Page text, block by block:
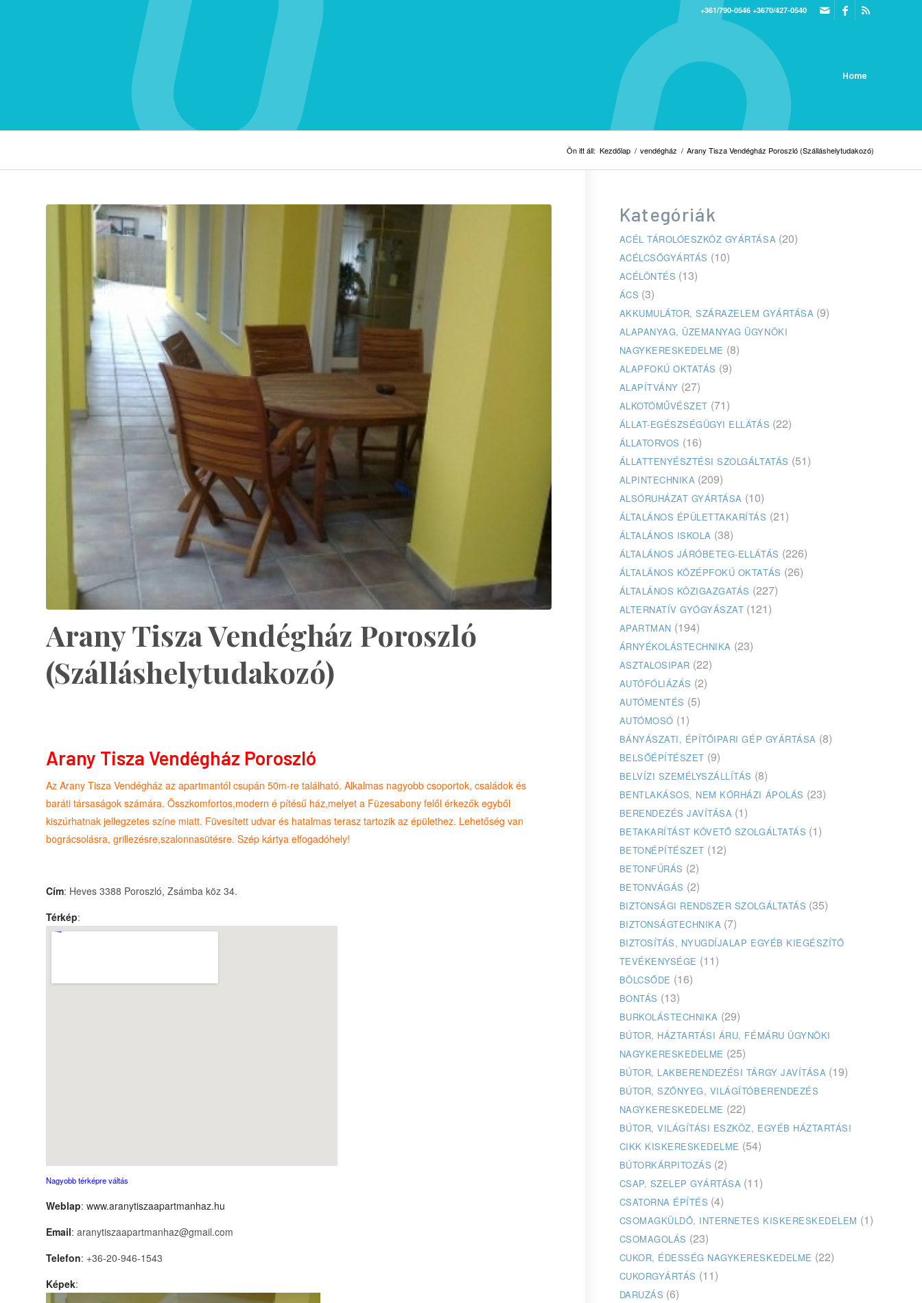
+361/790-0546 +3670/427-0540
Home
Ön itt áll: Kezdőlap / vendégház / Arany Tisza Vendégház Poroszló (Szálláshelytudakozó)
Arany Tisza Vendégház Poroszló
(Szálláshelytudakozó)
Arany Tisza Vendégház Poroszló
Az Arany Tisza Vendégház az apartmantól csupán 50m-re található. Alkalmas nagyobb csoportok, családok és
baráti társaságok számára. Összkomfortos,modern é pítésű ház,melyet a Füzesabony felől érkezők egyből
kiszúrhatnak jellegzetes színe miatt. Füvesített udvar és hatalmas terasz tartozik az épülethez. Lehetőség van
bográcsolásra, grillezésre,szalonnasütésre. Szép kártya elfogadóhely!
Cím: Heves 3388 Poroszló, Zsámba köz 34.
Térkép:
Nagyobb térképre váltás
Weblap: www.aranytiszaapartmanhaz.hu
Email: aranytiszaapartmanhaz@gmail.com
Telefon: +36-20-946-1543
Képek:
Kategóriák
ACÉL TÁROLÓESZKÖZ GYÁRTÁSA (20)
ACÉLCSŐGYÁRTÁS (10)
ACÉLÖNTÉS (13)
ÁCS (3)
AKKUMULÁTOR, SZÁRAZELEM GYÁRTÁSA (9)
ALAPANYAG, ÜZEMANYAG ÜGYNÖKI
NAGYKERESKEDELME (8)
ALAPFOKÚ OKTATÁS (9)
ALAPÍTVÁNY (27)
ALKOTÓMŰVÉSZET (71)
ÁLLAT-EGÉSZSÉGÜGYI ELLÁTÁS (22)
ÁLLATORVOS (16)
ÁLLATTENYÉSZTÉSI SZOLGÁLTATÁS (51)
ALPINTECHNIKA (209)
ALSÓRUHÁZAT GYÁRTÁSA (10)
ÁLTALÁNOS ÉPÜLETTAKARÍTÁS (21)
ÁLTALÁNOS ISKOLA (38)
ÁLTALÁNOS JÁRÓBETEG-ELLÁTÁS (226)
ÁLTALÁNOS KÖZÉPFOKÚ OKTATÁS (26)
ÁLTALÁNOS KÖZIGAZGATÁS (227)
ALTERNATÍV GYÓGYÁSZAT (121)
APARTMAN (194)
ÁRNYÉKOLÁSTECHNIKA (23)
ASZTALOSIPAR (22)
AUTÓFÓLIÁZÁS (2)
AUTÓMENTÉS (5)
AUTÓMOSÓ (1)
BÁNYÁSZATI, ÉPÍTŐIPARI GÉP GYÁRTÁSA (8)
BELSŐÉPÍTÉSZET (9)
BELVÍZI SZEMÉLYSZÁLLÍTÁS (8)
BENTLAKÁSOS, NEM KÓRHÁZI ÁPOLÁS (23)
BERENDEZÉS JAVÍTÁSA (1)
BETAKARÍTÁST KÖVETŐ SZOLGÁLTATÁS (1)
BETONÉPÍTÉSZET (12)
BETONFÚRÁS (2)
BETONVÁGÁS (2)
BIZTONSÁGI RENDSZER SZOLGÁLTATÁS (35)
BIZTONSÁGTECHNIKA (7)
BIZTOSÍTÁS, NYUGDÍJALAP EGYÉB KIEGÉSZÍTŐ
TEVÉKENYSÉGE (11)
BÖLCSŐDE (16)
BONTÁS (13)
BURKOLÁSTECHNIKA (29)
BÚTOR, HÁZTARTÁSI ÁRU, FÉMÁRU ÜGYNÖKI
NAGYKERESKEDELME (25)
BÚTOR, LAKBERENDEZÉSI TÁRGY JAVÍTÁSA (19)
BÚTOR, SZŐNYEG, VILÁGÍTÓBERENDEZÉS
NAGYKERESKEDELME (22)
BÚTOR, VILÁGÍTÁSI ESZKÖZ, EGYÉB HÁZTARTÁSI
CIKK KISKERESKEDELME (54)
BÚTORKÁRPITOZÁS (2)
CSAP, SZELEP GYÁRTÁSA (11)
CSATORNA ÉPÍTÉS (4)
CSOMAGKÜLDŐ, INTERNETES KISKERESKEDELEM (1)
CSOMAGOLÁS (23)
CUKOR, ÉDESSÉG NAGYKERESKEDELME (22)
CUKORGYÁRTÁS (11)
DARUZÁS (6)